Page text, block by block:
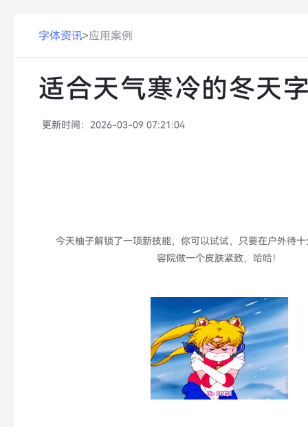
字体资讯>应用案例
适合天气寒冷的冬天
更新时间： 2026-03-09 07:21:04
今天柚子解锁了一项新技能，你可以试试，只要在户外待
容院做一个皮肤紧致，哈哈！